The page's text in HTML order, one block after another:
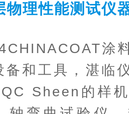
物理性能测试仪
涂
备和工具，湛临
Sheen的样